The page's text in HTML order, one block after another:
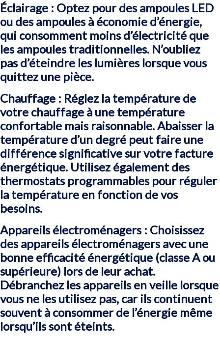
Éclairage : Optez pour des ampoules LED
ou des ampoules à économie d’énergie,
qui consomment moins d’électricité que
les ampoules traditionnelles. N’oubliez
pas d’éteindre les lumières lorsque vous
quittez une pièce.
Chauffage : Réglez la température de
votre chauffage à une température
confortable mais raisonnable. Abaisser la
température d’un degré peut faire une
différence significative sur votre facture
énergétique. Utilisez également des
thermostats programmables pour réguler
la température en fonction de vos
besoins.
Appareils électroménagers : Choisissez
des appareils électroménagers avec une
bonne efficacité énergétique (classe A ou
supérieure) lors de leur achat.
Débranchez les appareils en veille lorsque
vous ne les utilisez pas, car ils continuent
souvent à consommer de l’énergie même
lorsqu’ils sont éteints.